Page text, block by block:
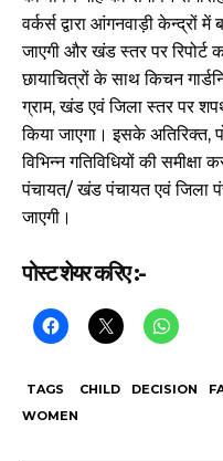
वर्कर्स द्वारा आंगनवाड़ी केन्द्रों
जाएगी और खंड स्तर पर
छायाचित्रों के साथ किचन
ग्राम, खंड एवं जिला स्तर पर
किया जाएगा। इसके अतिरिक्त,
विभिन्न गतिविधियों की
पंचायत/ खंड पंचायत एवं जिला
जाएगी।
पोस्ट शेयर करिए :-
TAGS CHILD DECISION
WOMEN